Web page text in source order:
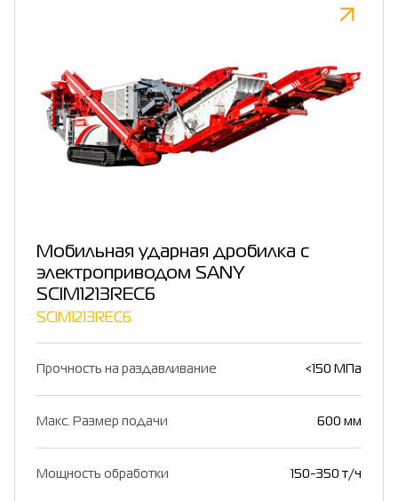
Мобильная ударная дробилка с
электроприводом SANY
SCIM1213REC6
SCIM1213REC6
Прочность на раздавливание <150 МПа
Макс. Размер подачи 600 мм
Мощность обработки 150-350 т/ч